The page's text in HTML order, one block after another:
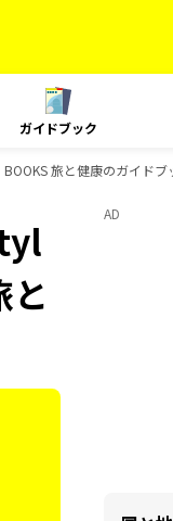
ガイドブック
旅と健康のガイドブ
と
AD